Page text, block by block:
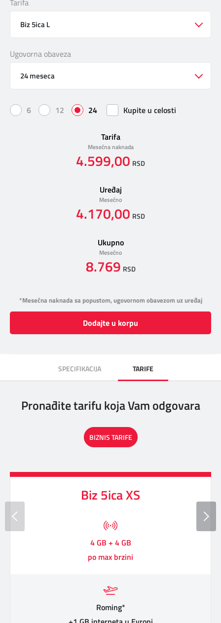
DIGITALNI SERVISI
TELEFONSKI IMENIK
KONTAKTIRAJTE NAS
MAPA BRZINA
Tarifa
Biz 5ica L
Ugovorna obaveza
24 meseca
6 12 24 Kupite u celosti
Tarifa
Mesečna naknada
4.599,00 RSD
Uređaj
Mesečno
4.170,00 RSD
Ukupno
Mesečno
8.769 RSD
*Mesečna naknada sa popustom, ugovornom obavezom uz uređaj
Dodajte u korpu
SPECIFIKACIJA TARIFE
Pronađite tarifu koja Vam odgovara
BIZNIS TARIFE
Biz 5ica XS
4 GB + 4 GB
po max brzini
Roming*